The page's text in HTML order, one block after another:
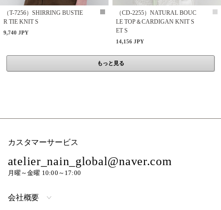
（T-7256）SHIRRING BUSTIE
R TIE KNIT S
9,740 JPY
（CD-2255）NATURAL BOUC
LE TOP＆CARDIGAN KNIT S
ET S
14,156 JPY
もっと見る
カスタマーサービス
atelier_nain_global@naver.com
月曜～金曜 10:00～17:00
会社概要